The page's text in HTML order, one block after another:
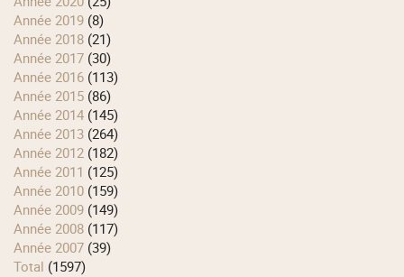
année 2019 (8)
année 2018 (21)
année 2017 (30)
année 2016 (113)
année 2015 (86)
année 2014 (145)
année 2013 (264)
année 2012 (182)
année 2011 (125)
année 2010 (159)
année 2009 (149)
année 2008 (117)
année 2007 (39)
total (1597)